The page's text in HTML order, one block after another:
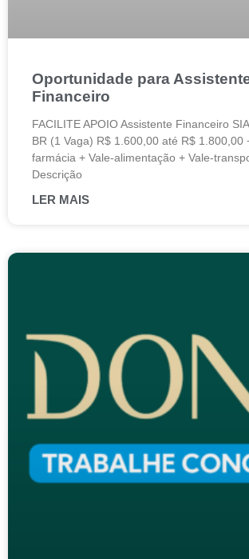
Oportunidade para
Financeiro
FACILITE APOIO Assistente Financeiro
BR (1 Vaga) R$ 1.600,00 até R$ 1.800,00
farmácia + Vale-alimentação + Vale-
Descrição
LER MAIS